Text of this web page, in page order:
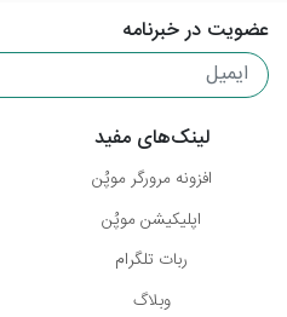
عضویت در خبرنامه
لینک‌های مفید
افزونه مرورگر موپُن
اپلیکیشن موپُن
ربات تلگرام
وبلاگ